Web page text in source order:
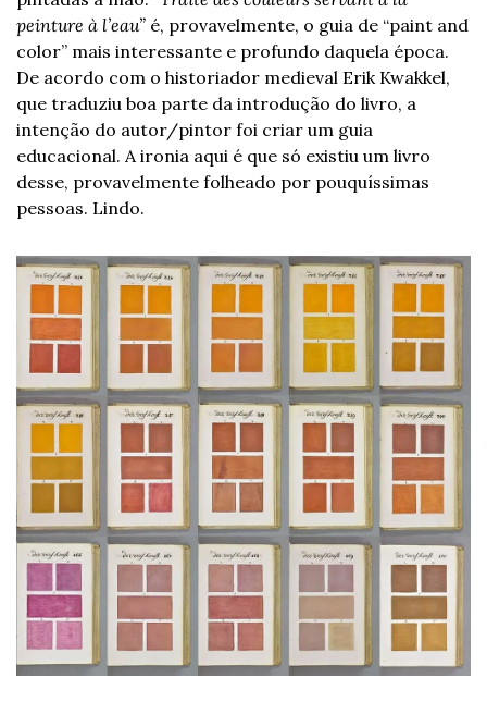
peinture à l’eau” é, provavelmente, o guia de “paint and
color” mais interessante e profundo daquela época.
De acordo com o historiador medieval Erik Kwakkel,
que traduziu boa parte da introdução do livro, a
intenção do autor/pintor foi criar um guia
educacional. A ironia aqui é que só existiu um livro
desse, provavelmente folheado por pouquíssimas
pessoas. Lindo.